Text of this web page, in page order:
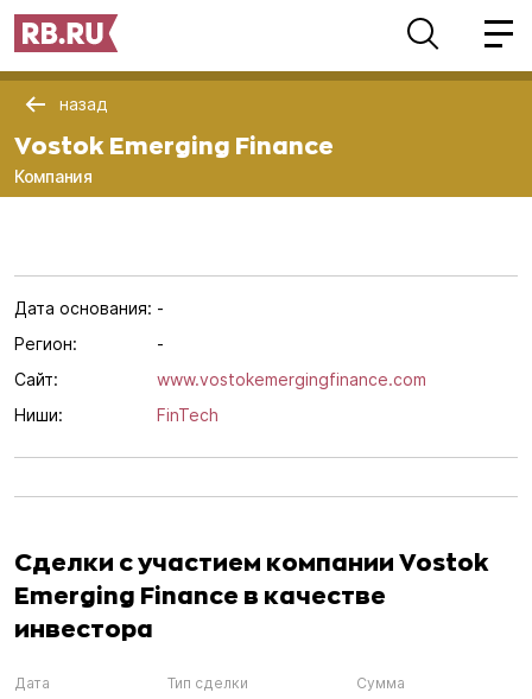
назад
Vostok Emerging Finance
Компания
Дата основания: -
Регион:
-
Сайт:
www.vostokemergingfinance.com
Ниши:
FinTech
Сделки с участием компании Vostok
Emerging Finance в качестве
инвестора
Дата Тип сделки Сумма